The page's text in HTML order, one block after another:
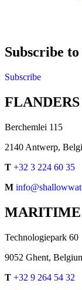
Subscribe
Subscribe
Berchemlei 115
2140 Antwerp,
T +32 3 224 60 35
M
MARITIME
Technologiepark 60
9052 Ghent,
T +32 9 264 54 32